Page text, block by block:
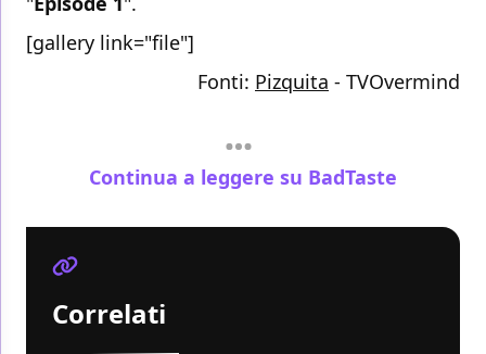
[gallery link="file"]
Fonti: Pizquita - TVOvermind
Continua a leggere su BadTaste
Correlati